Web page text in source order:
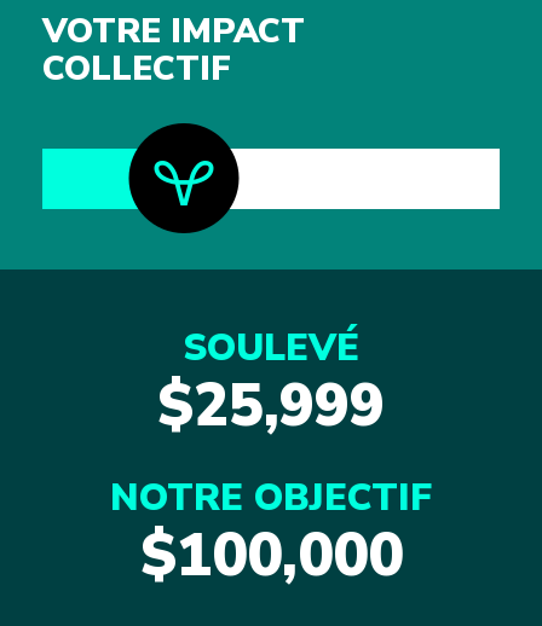
VOTRE IMPACT
COLLECTIF
SOULEVÉ
$25,999
NOTRE OBJECTIF
$100,000